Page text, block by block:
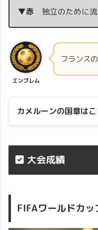
▼赤 独立のために
エンブレム
フランス
カメルーンの国章はこ
大会成績
FIFAワールドカッ